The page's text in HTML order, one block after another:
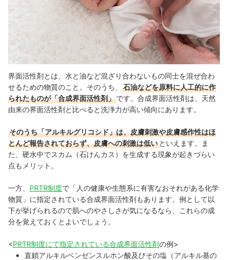
界面活性剤とは、水と油など混ざり合わないもの同士を混ぜ合わ
せるための物質のこと。そのうち、
石油などを原料に人工的に作
られたものが「合成界面活性剤」です。合成界面活性剤は、天然
由来の界面活性剤と比べると洗浄力が高い傾向にあります。
そのうち「アルキルグリコシド」は、皮膚刺激や皮膚感作性はほ
とんど報告されておらず、皮膚への刺激は低い といえます。ま
た、硬水中でスカム（石けんカス）を生成する現象が起きづらい
点もメリット。
一方、 PRTR制度で「人の健康や生態系に有害なおそれがある化学
物質」に指定されている合成界面活性剤もあります。例として以
下が挙げられるので肌へのやさしさが気になるなら、これらの成
分を覚えておくとよいでしょう。
<PRTR制度にて指定されている合成界面活性剤の例>
直鎖アルキルベンゼンスルホン酸及びその塩（アルキル基の